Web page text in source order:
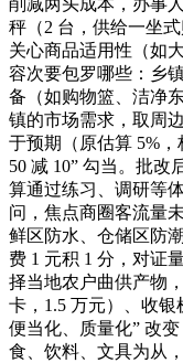
秤（2 台，供给一坐
关心商品适用性（如
容次要包罗哪些：乡
备（如购物篮、洁净
镇的市场需求，取周
于预期（原估算 5%
50 减 10” 勾当。批
算通过练习、调研等
问，焦点商圈客流量
鲜区防水、仓储区防
费 1 元积 1 分，对证
择当地农户曲供产物
卡，1.5 万元）、收银
便当化、质量化” 改
食、饮料、文具为从